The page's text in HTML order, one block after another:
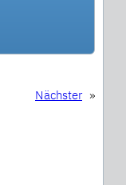
Nächster »